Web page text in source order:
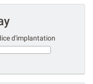
d'implantation